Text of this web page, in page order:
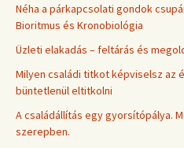
Néha a párkapcsolati gondok
Bioritmus és Kronobiológia
Üzleti elakadás – feltárás és
Milyen családi titkot képviselsz az
büntetlenül eltitkolni
A családállítás egy gyorsítópálya.
szerepben.